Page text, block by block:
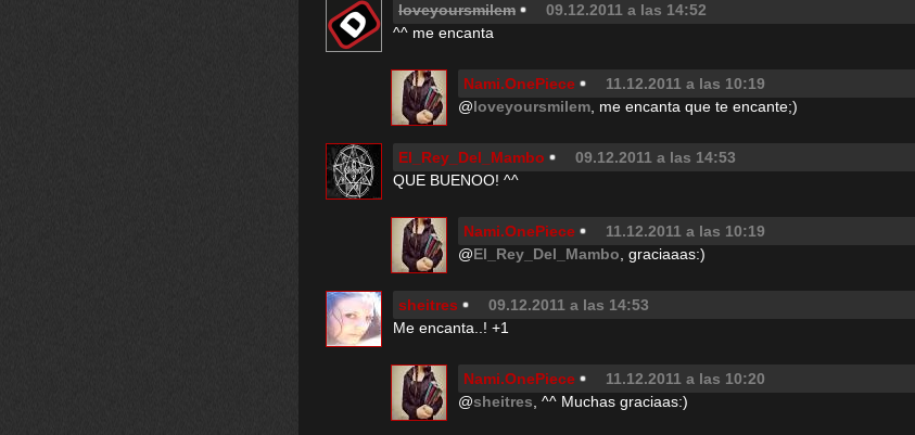
loveyoursmilem 09.12.2011 a las 14:52
^^ me encanta
Nami.OnePiece 11.12.2011 a las 10:19
@loveyoursmilem , me encanta que te encante;)
El_Rey_Del_Mambo 09.12.2011 a las 14:53
QUE BUENOO! ^^
Nami.OnePiece 11.12.2011 a las 10:19
@El_Rey_Del_Mambo , graciaaas:)
sheitres 09.12.2011 a las 14:53
Me encanta..! +1
Nami.OnePiece 11.12.2011 a las 10:20
@sheitres , ^^ Muchas graciaas:)